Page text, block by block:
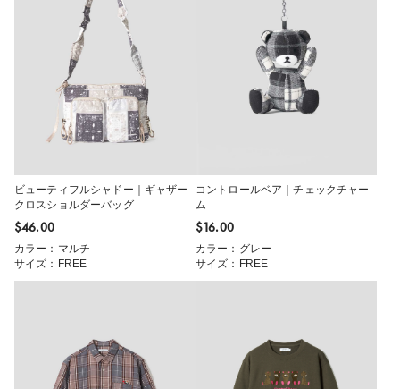
ビューティフルシャドー｜ギャザー
クロスショルダーバッグ
$‌46.00
カラー：マルチ
サイズ：FREE
コントロールベア｜チェックチャー
ム
$‌16.00
カラー：グレー
サイズ：FREE